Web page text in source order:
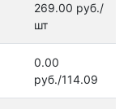
269.00 руб./
шт
0.00
руб./114.09